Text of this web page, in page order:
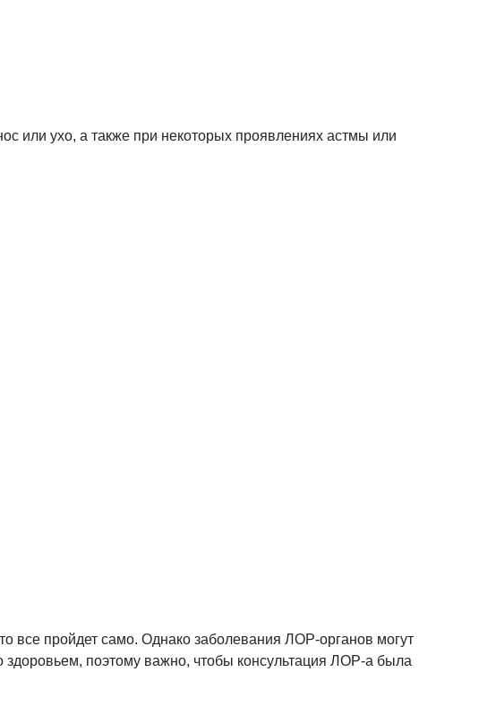
или ухо, а также при некоторых проявлениях астмы или
все пройдет само. Однако заболевания ЛОР-органов могут
здоровьем, поэтому важно, чтобы консультация ЛОР-а была